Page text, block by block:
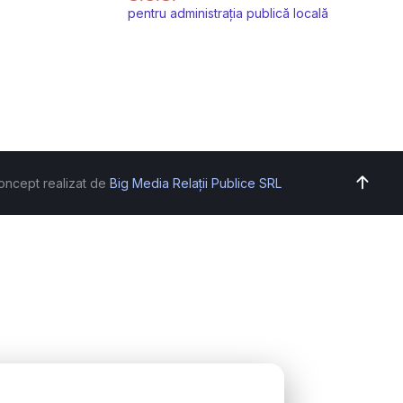
pentru administrația publică locală
realizat de Big Media Relații Publice SRL